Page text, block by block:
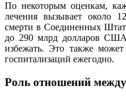
По некоторым оценкам,
лечения вызывает около
смерти в Соединенных
до 290 млрд долларов
избежать. Это также
госпитализаций ежегодно.
Роль отношений